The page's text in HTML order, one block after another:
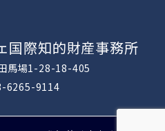
国際知的財産事務所
馬場1-28-18-405
6265-9114